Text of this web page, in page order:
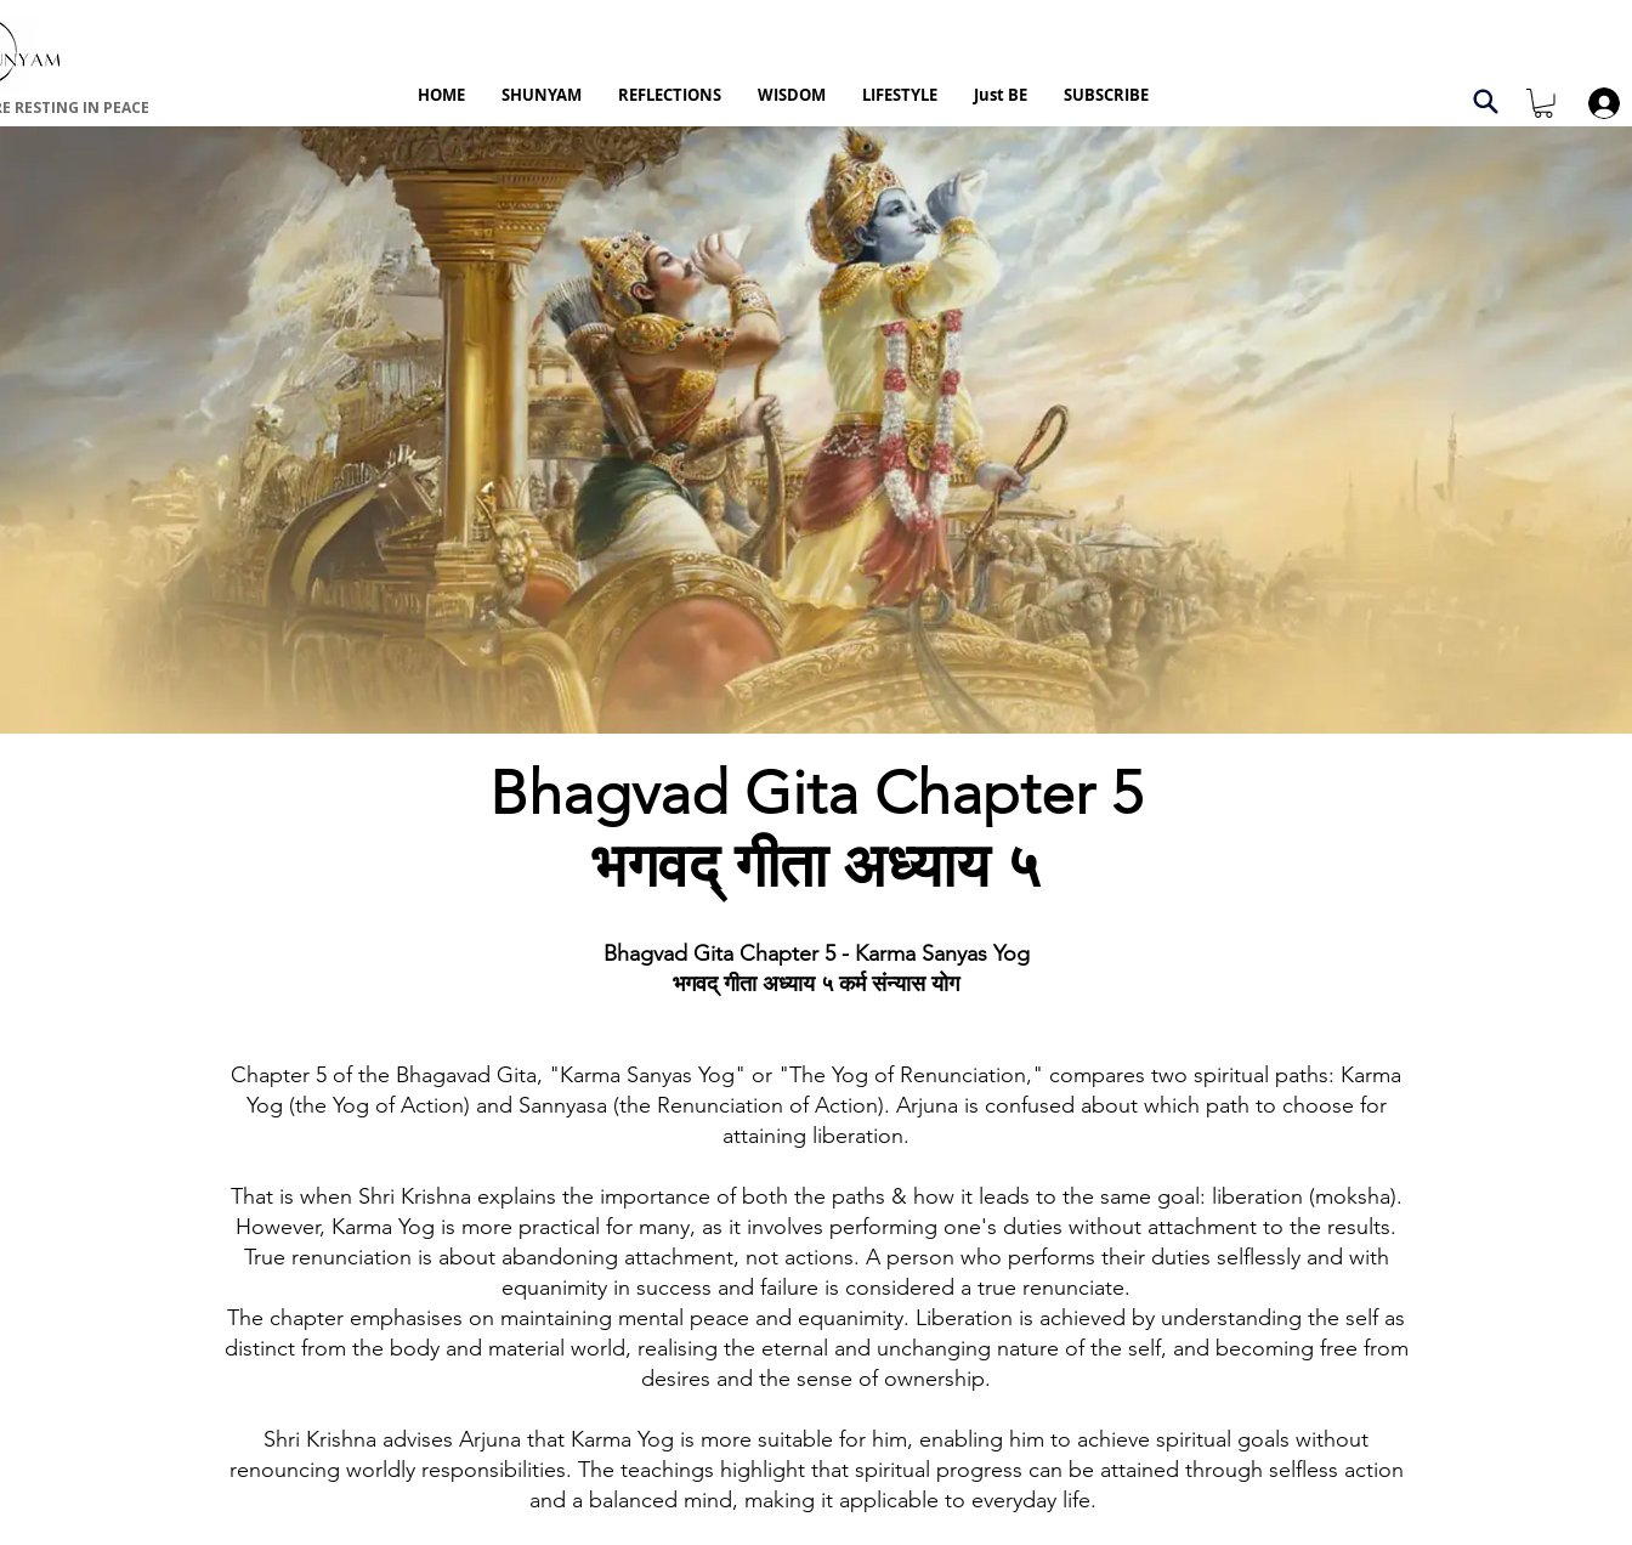
RESTING IN PEACE
HOME SHUNYAM REFLECTIONS WISDOM LIFESTYLE Just BE SUBSCRIBE
Bhagvad Gita Chapter 5
भगवद् गीता अध्याय ५
Bhagvad Gita Chapter 5 - Karma Sanyas Yog
भगवद् गीता अध्याय ५ कर्म संन्यास योग
Chapter 5 of the Bhagavad Gita, "Karma Sanyas Yog" or "The Yog of Renunciation," compares two spiritual paths: Karma
Yog (the Yog of Action) and Sannyasa (the Renunciation of Action). Arjuna is confused about which path to choose for
attaining liberation.
That is when Shri Krishna explains the importance of both the paths & how it leads to the same goal: liberation (moksha).
However, Karma Yog is more practical for many, as it involves performing one's duties without attachment to the results.
True renunciation is about abandoning attachment, not actions. A person who performs their duties selflessly and with
equanimity in success and failure is considered a true renunciate.
The chapter emphasises on maintaining mental peace and equanimity. Liberation is achieved by understanding the self as
distinct from the body and material world, realising the eternal and unchanging nature of the self, and becoming free from
desires and the sense of ownership.
Shri Krishna advises Arjuna that Karma Yog is more suitable for him, enabling him to achieve spiritual goals without
renouncing worldly responsibilities. The teachings highlight that spiritual progress can be attained through selfless action
and a balanced mind, making it applicable to everyday life.